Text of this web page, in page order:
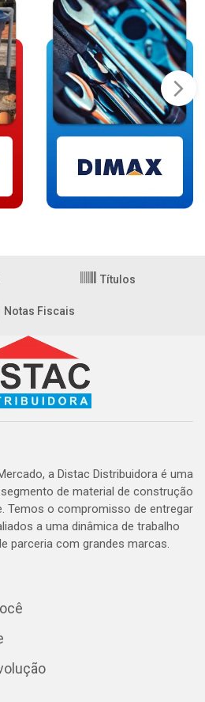
Títulos
Notas Fiscais
a Distac Distribuidora é uma
de material de construção
Temos o compromisso de entregar
a uma dinâmica de trabalho
parceria com grandes marcas.